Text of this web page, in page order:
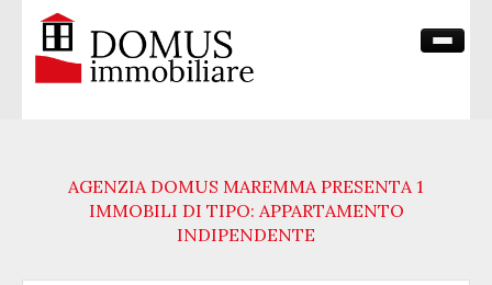
VENDITE
CONTATTI
AGENZIA DOMUS MAREMMA PRESENTA 1
IMMOBILI DI TIPO: APPARTAMENTO
INDIPENDENTE